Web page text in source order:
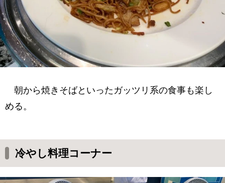
朝から焼きそばといったガッツリ系の食事も楽し
める。
冷やし料理コーナー